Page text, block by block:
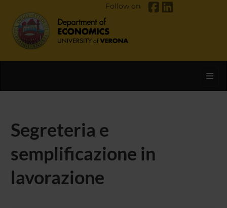
Follow on
Segreteria e
semplificazione in
lavorazione